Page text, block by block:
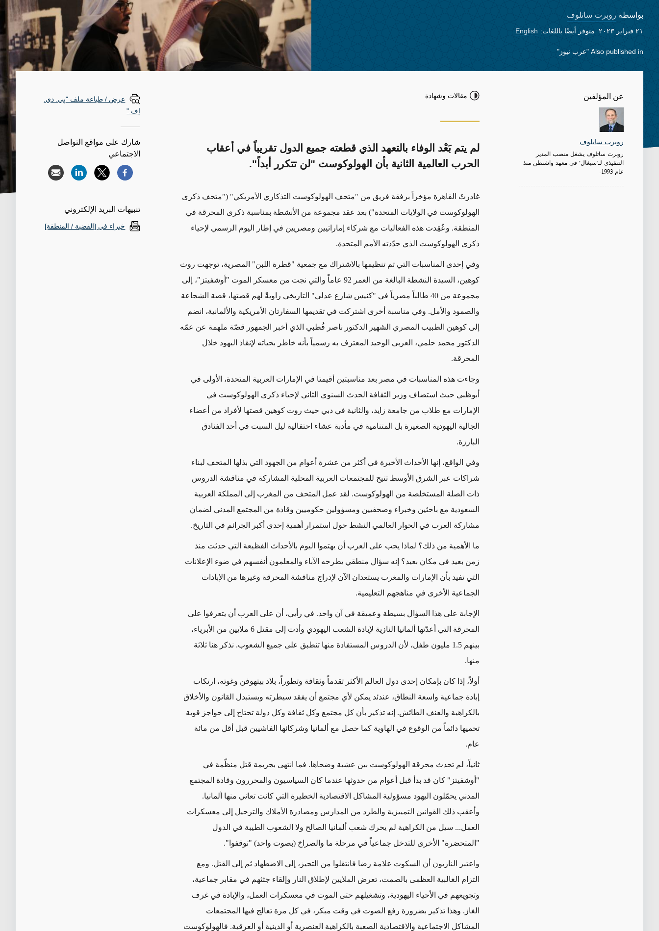
بواسطة روبرت ساتلوف
٢١ فبراير ٢٠٢٣ متوفر أيضًا باللغات: English
Also published in "عرب نيوز"
عن المؤلفين
روبرت ساتلوف
روبرت ساتلوف يشغل منصب المدير
التنفيذي لـ"سيغال" في معهد واشنطن منذ
عام 1993.
مقالات وشهادة
لم يتم بَعْد الوفاء بالتعهد الذي قطعته جميع الدول تقريباً في أعقاب
الحرب العالمية الثانية بأن الهولوكوست "لن تتكرر أبداً".
غادرتُ القاهرة مؤخراً برفقة فريق من "متحف الهولوكوست التذكاري الأمريكي" ("متحفذكرى
الهولوكوست في الولايات المتحدة") بعد عقد مجموعة من الأنشطة بمناسبة ذكرى المحرقة في
المنطقة. وعُقِدت هذه الفعاليات مع شركاء إماراتيين ومصريين في إطار اليوم الرسمي لإحياء
ذكرى الهولوكوست الذي حدّدته الأمم المتحدة.
وفي إحدى المناسبات التي تم تنظيمها بالاشتراك مع جمعية "قطرة اللبن" المصرية، توجهت روث
كوهين، السيدة النشطة البالغة من العمر 92 عاماً
والتي نجت من معسكر الموت "أوشفيتز"، إلى
مجموعة من 40 طالباً مصرياً في "كنيس شارع عدلي" التاريخي راويةً لهم قصتها، قصة الشجاعة
والصمود والأمل. وفي مناسبة أخرى اشتركت في تقديمها السفارتان الأمريكية والألمانية، انضم
إلى كوهين الطبيب المصري الشهير الدكتور ناصر قُطبي الذي أخبر الجمهور قصّة ملهمة عن عمّه
الدكتور محمد حلمي، العربي الوحيد المعترف به رسمياً بأنه خاطر بحياته لإنقاذ اليهود خلال
المحرقة.
وجاءت هذه المناسبات في مصر بعد مناسبتين أقيمتا في الإمارات العربية المتحدة، الأولى في
أبوظبي حيث استضاف وزير الثقافة الحدث السنوي الثاني لإحياء ذكرى الهولوكوست في
الإمارات مع طلاب من جامعة زايد، والثانية في دبي حيث روت كوهين قصتها لأفراد من
أعضاء
الجالية اليهودية الصغيرة بل المتنامية في مأدبة عشاء احتفالية ليل السبت في أحد الفنادق
البارزة.
وفي الواقع، إنها الأحداث الأخيرة في أكثر من عشرة أعوام من الجهود التي بذلها المتحف لبناء
شراكات عبر الشرق الأوسط تتيح للمجتمعات العربية المحلية المشاركة في مناقشة الدروس
ذات الصلة المستخلصة من الهولوكوست. لقد عمل المتحف من المغرب إلى المملكة العربية
السعودية مع باحثين وخبراء وصحفيين ومسؤولين حكوميين وقادة من المجتمع المدني لضمان
مشاركة العرب في الحوار العالمي النشط حول استمرار أهمية إحدى أكبر الجرائم في التاريخ.
ما الأهمية من ذلك؟ لماذا يجب على العرب أن يهتموا اليوم بالأحداث الفظيعة التي حدثت منذ
زمن بعيد في مكان بعيد؟ إنه سؤال منطقي يطرحه الآباء والمعلمون أنفسهم في ضوء الإعلانات
التي تفيد بأن الإمارات والمغرب يستعدان الآن لإدراج مناقشة المحرقة وغيرها من الإبادات
الجماعية الأخرى في مناهجهم التعليمية.
الإجابة على هذا السؤال بسيطة وعميقة في آن واحد. في رأيي، أن على العرب أن يتعرفوا على
المحرقة التي أعدّتها ألمانيا النازية لإبادة الشعب اليهودي وأدت إلى مقتل 6 ملايين من الأبرياء،
بينهم 1.5 مليون طفل، لأن الدروس المستفادة منها تنطبق على جميع الشعوب.
نذكر هنا ثلاثة
منها.
أولاً، إذا كان بإمكان إحدى دول العالم الأكثر تقدماً وثقافة وتطوراً، بلاد بيتهوفن وغوته، ارتكاب
إبادة جماعية واسعة النطاق، عندئد يمكن لأي مجتمع أن يفقد سيطرته ويستبدل القانون والأخلاق
بالكراهية والعنف الطائش. إنه تذكير بأن كل مجتمع وكل ثقافة وكل دولة تحتاج إلى حواجز قوية
تحميها دائماً من الوقوع في الهاوية كما حصل مع ألمانيا وشركائها الفاشيين قبل أقل من مائة
عام.
ثانياً، لم تحدث محرقة الهولوكوست بين عشية وضحاها. فما انتهى بجريمة قتل منظّمة في
"أوشفيتز" كان قد بدأ قبل أعوام من حدوثها عندما كان السياسيون والمحررون وقادة المجتمع
المدني يحمّلون اليهود مسؤولية المشاكل الاقتصادية الخطيرة التي كانت تعاني منها ألمانيا.
وأعقب ذلك القوانين التمييزية والطرد من المدارس ومصادرة الأملاك والترحيل إلى معسكرات
العمل... سيل من الكراهية لم يحرك شعب ألمانيا الصالح ولا الشعوب الطيبة في الدول
"المتحضرة" الأخرى للتدخل جماعياً في مرحلة ما والصراخ (بصوت واحد) "توقفوا".
واعتبر النازيون أن السكوت علامة رضا فانتقلوا من التحيز، إلى الاضطهاد ثم إلى القتل. ومع
التزام الغالبية العظمى بالصمت، تعرض الملايين لإطلاق النار وإلقاء جثثهم في مقابر جماعية،
وتجويعهم في الأحياء اليهودية، وتشغيلهم حتى الموت في معسكرات العمل، والإبادة في غرف
الغاز. وهذا تذكير بضرورة رفع الصوت في وقت مبكر، في كل مرة تعالج فيها المجتمعات
المشاكل الاجتماعية والاقتصادية الصعبة بالكراهية العنصرية أو الدينية أو العرقية. فالهولوكوست
عرض / طباعة ملف "پي. دي.
إف."
شارك على مواقع التواصل
الاجتماعي
تنبيهات البريد الإلكتروني
خبراء في [القضية / المنطقة]